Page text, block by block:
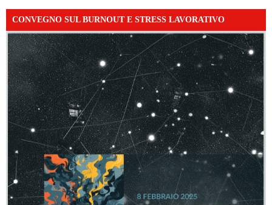
CONVEGNO SUL BURNOUT E STRESS LAVORATIVO